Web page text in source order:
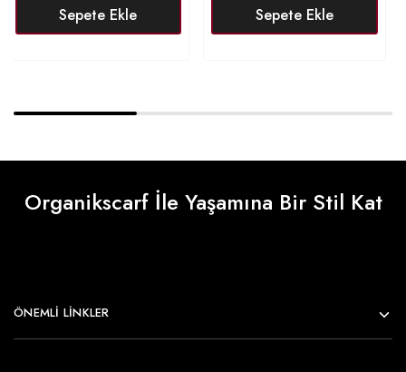
Sepete Ekle Sepete Ekle
Organikscarf İle Yaşamına Bir Stil Kat
ÖNEMLI LINKLER